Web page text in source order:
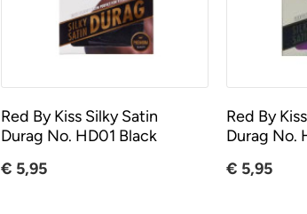
Red By Kiss Silky Satin
Durag No. HD01 Black
€ 5,95
Red By
Durag No.
€ 5,95